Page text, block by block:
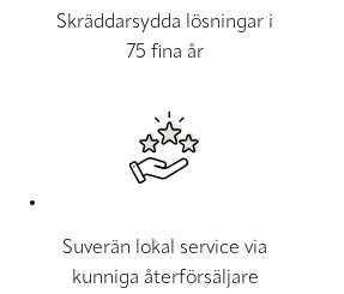
Skräddarsydda lösningar i
75 fina år
Suverän lokal service via
kunniga återförsäljare